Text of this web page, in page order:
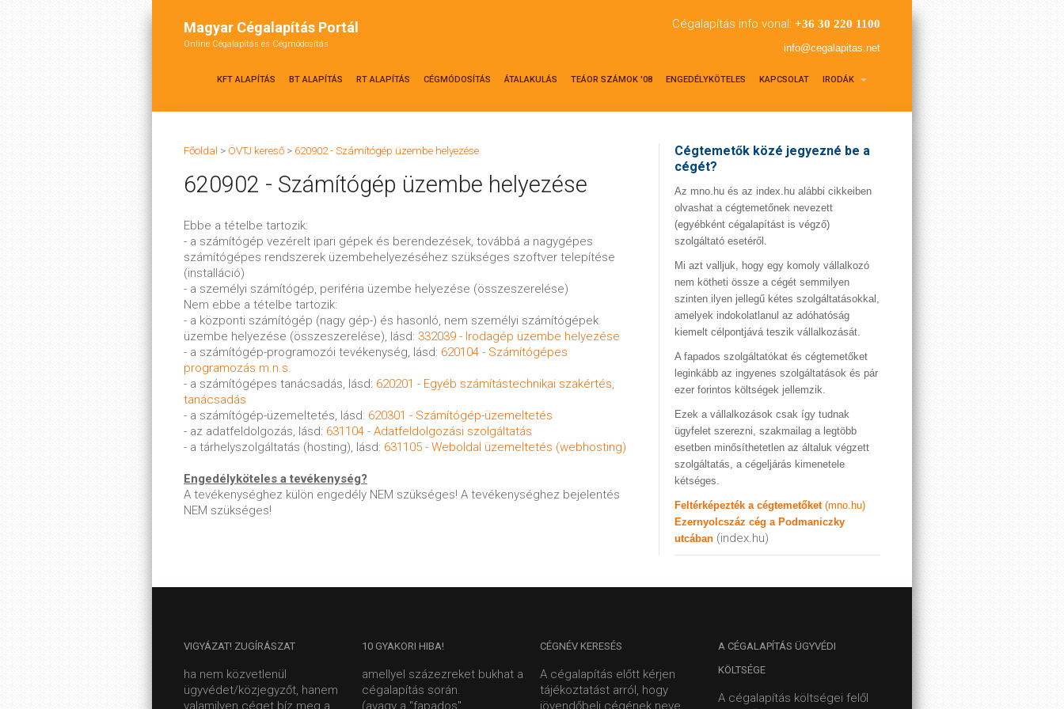
Magyar Cégalapítás Portál
Online Cégalapítás és Cégmódosítás
Cégalapítás info vonal: +36 30 220 1100
info@cegalapitas.net
KFT ALAPÍTÁS BT ALAPÍTÁS RT ALAPÍTÁS CÉGMÓDOSÍTÁS ÁTALAKULÁS TEÁOR SZÁMOK '08 ENGEDÉLYKÖTELES KAPCSOLAT IRODÁK
Főoldal > ÖVTJ kereső > 620902 - Számítógép üzembe helyezése
620902 - Számítógép üzembe helyezése
Ebbe a tételbe tartozik:
- a számítógép vezérelt ipari gépek és berendezések, továbbá a nagygépes
számítógépes rendszerek üzembehelyezéséhez szükséges szoftver telepítése
(installáció)
- a személyi számítógép, periféria üzembe helyezése (összeszerelése)
Nem ebbe a tételbe tartozik:
- a központi számítógép (nagy gép-) és hasonló, nem személyi számítógépek
üzembe helyezése (összeszerelése), lásd: 332039 - Irodagép üzembe helyezése
- a számítógép-programozói tevékenység, lásd: 620104 - Számítógépes
programozás m.n.s.
- a számítógépes tanácsadás, lásd: 620201 - Egyéb számítástechnikai szakértés,
tanácsadás
- a számítógép-üzemeltetés, lásd: 620301 - Számítógép-üzemeltetés
- az adatfeldolgozás, lásd: 631104 - Adatfeldolgozási szolgáltatás
- a tárhelyszolgáltatás (hosting), lásd: 631105 - Weboldal üzemeltetés (webhosting)
Engedélyköteles a tevékenység?
A tevékenységhez külön engedély NEM szükséges! A tevékenységhez bejelentés
NEM szükséges!
Cégtemetők közé jegyezné be a
cégét?
Az mno.hu és az index.hu alábbi cikkeiben
olvashat a cégtemetőnek nevezett
(egyébként cégalapítást is végző)
szolgáltató esetéről.
Mi azt valljuk, hogy egy komoly vállalkozó
nem kötheti össze a cégét semmilyen
szinten ilyen jellegű kétes szolgáltatásokkal,
amelyek indokolatlanul az adóhatóság
kiemelt célpontjává teszik vállalkozását.
A fapados szolgáltatókat és cégtemetőket
leginkább az ingyenes szolgáltatások és pár
ezer forintos költségek jellemzik.
Ezek a vállalkozások csak így tudnak
ügyfelet szerezni, szakmailag a legtöbb
esetben minősíthetetlen az általuk végzett
szolgáltatás, a cégeljárás kimenetele
kétséges.
Feltérképezték a cégtemetőket (mno.hu)
Ezernyolcszáz cég a Podmaniczky
utcában (index.hu)
VIGYÁZAT! ZUGÍRÁSZAT
ha nem közvetlenül
ügyvédet/közjegyzőt, hanem
valamilyen céget bíz meg a
10 GYAKORI HIBA!
amellyel százezreket bukhat a
cégalapítás során.
(avagy a "fapados"
CÉGNÉV KERESÉS
A cégalapítás előtt kérjen
tájékoztatást arról, hogy
jövendőbeli cégének neve
A CÉGALAPÍTÁS ÜGYVÉDI
KÖLTSÉGE
A cégalapítás költségei felől